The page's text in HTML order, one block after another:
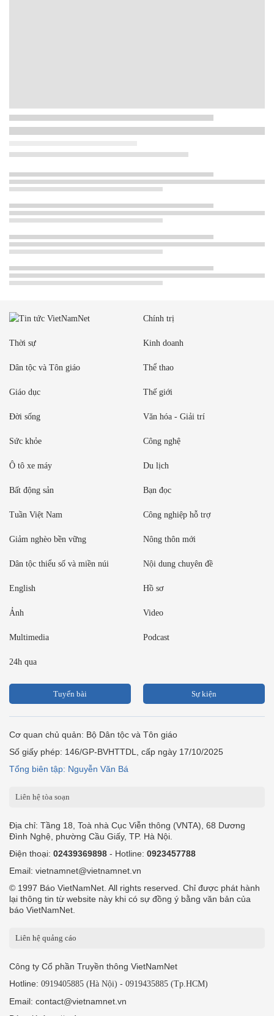
Chính trị
Thời sự Kinh doanh
Dân tộc và Tôn giáo Thể thao
Giáo dục Thế giới
Đời sống Văn hóa - Giải trí
Sức khỏe Công nghệ
Ô tô xe máy Du lịch
Bất động sản Bạn đọc
Tuần Việt Nam Công nghiệp hỗ trợ
Giảm nghèo bền vững Nông thôn mới
Dân tộc thiểu số và miền núi Nội dung chuyên đề
English Hồ sơ
Ảnh Video
Multimedia Podcast
24h qua
Tuyến bài Sự kiện
Cơ quan chủ quản: Bộ Dân tộc và Tôn giáo
Số giấy phép: 146/GP-BVHTTDL, cấp ngày 17/10/2025
Tổng biên tập: Nguyễn Văn Bá
Liên hệ tòa soạn
Địa chỉ: Tầng 18, Toà nhà Cục Viễn thông (VNTA), 68 Dương
Đình Nghệ, phường Cầu Giấy, TP. Hà Nội.
Điện thoại: 02439369898 - Hotline: 0923457788
Email: vietnamnet@vietnamnet.vn
© 1997 Báo VietNamNet. All rights reserved. Chỉ được phát hành
lại thông tin từ website này khi có sự đồng ý bằng văn bản của
báo VietNamNet.
Liên hệ quảng cáo
Công ty Cổ phần Truyền thông VietNamNet
Hotline: 0919405885 (Hà Nội) - 0919435885 (Tp.HCM)
Email: contact@vietnamnet.vn